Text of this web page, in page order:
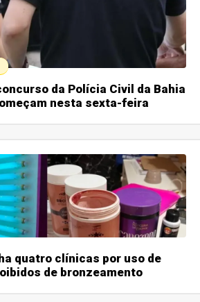
da Polícia Civil da Bahia
nesta sexta-feira
quatro clínicas por uso de
de bronzeamento